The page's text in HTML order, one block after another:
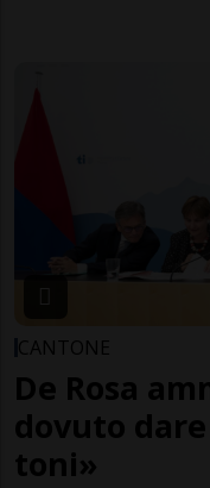
CANTONE
De Rosa
dovuto
toni»